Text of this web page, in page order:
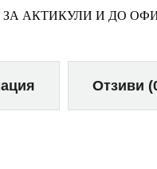
АКТИКУЛИ И ДО
Отзиви